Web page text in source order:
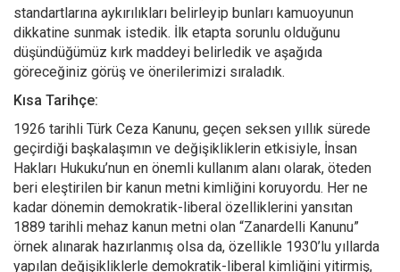
standartlarına aykırılıkları belirleyip bunları kamuoyunun
dikkatine sunmak istedik. İlk etapta sorunlu olduğunu
düşündüğümüz kırk maddeyi belirledik ve aşağıda
göreceğiniz görüş ve önerilerimizi sıraladık.
Kısa Tarihçe:
1926 tarihli Türk Ceza Kanunu, geçen seksen yıllık sürede
geçirdiği başkalaşımın ve değişikliklerin etkisiyle, İnsan
Hakları Hukuku’nun en önemli kullanım alanı olarak, öteden
beri eleştirilen bir kanun metni kimliğini koruyordu. Her ne
kadar dönemin demokratik-liberal özelliklerini yansıtan
1889 tarihli mehaz kanun metni olan “Zanardelli Kanunu”
örnek alınarak hazırlanmış olsa da, özellikle 1930’lu yıllarda
yapılan değişikliklerle demokratik-liberal kimliğini yitirmiş,